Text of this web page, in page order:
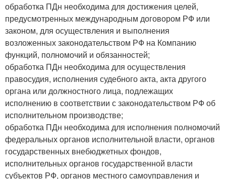
обработка ПДн необходима для достижения целей,
предусмотренных международным договором РФ или
законом, для осуществления и выполнения
возложенных законодательством РФ на Компанию
функций, полномочий и обязанностей;
обработка ПДн необходима для осуществления
правосудия, исполнения судебного акта, акта другого
органа или должностного лица, подлежащих
исполнению в соответствии с законодательством РФ об
исполнительном производстве;
обработка ПДн необходима для исполнения полномочий
федеральных органов исполнительной власти, органов
государственных внебюджетных фондов,
исполнительных органов государственной власти
субъектов РФ, органов местного самоуправления и